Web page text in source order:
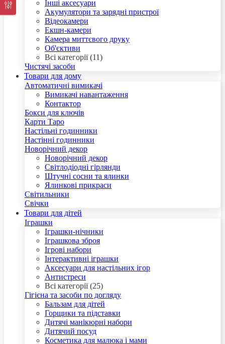
Інші аксесуари
Акумулятори та зарядні пристрої
Відеокамери
Екшн-камери
Камера миттєвого друку
Об'єктиви
Всі категорії (11)
Чистячі засоби
Товари для дому
Автоматичні вимикачі
Вимикачі навантаження
Контактор
Бокси для ключів
Карти Таро
Настільні годинники
Настінні годинники
Новорічний декор
Новорічний декор
Світлодіодні гірлянди
Штучні сосни та ялинки
Ялинкові прикраси
Світильники
Свічки
Товари для дітей
Іграшки
Іграшки-нічники
Іграшкова зброя
Ігрові набори
Інтерактивні іграшки
Аксесуари для настільних ігор
Антистреси
Всі категорії (25)
Гігієна та засоби по догляду
Бальзам для дітей
Горщики та підставки
Дитячі манікюрні набори
Дитячий посуд
Косметика для малюка і мами